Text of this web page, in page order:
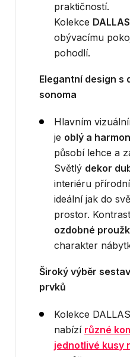
praktičností.
Kolekce DALLAS
obývacímu
pohodlí.
Elegantní design s
sonoma
Hlavním
je oblý a
působí lehce a
Světlý dekor
interiéru
ideální jak do
prostor.
ozdobné
charakter
Široký výběr
prvků
Kolekce DALLAS
nabízí různé
jednotlivé kusy